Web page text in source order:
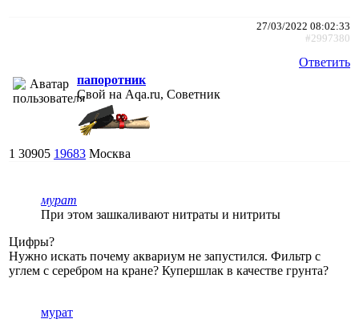
27/03/2022 08:02:33
#2997380
Ответить
папоротник
Свой на Aqa.ru, Советник
1 30905 19683 Москва
мурат
При этом зашкаливают нитраты и нитриты
Цифры?
Нужно искать почему аквариум не запустился. Фильтр с
углем с серебром на кране? Купершлак в качестве грунта?
мурат